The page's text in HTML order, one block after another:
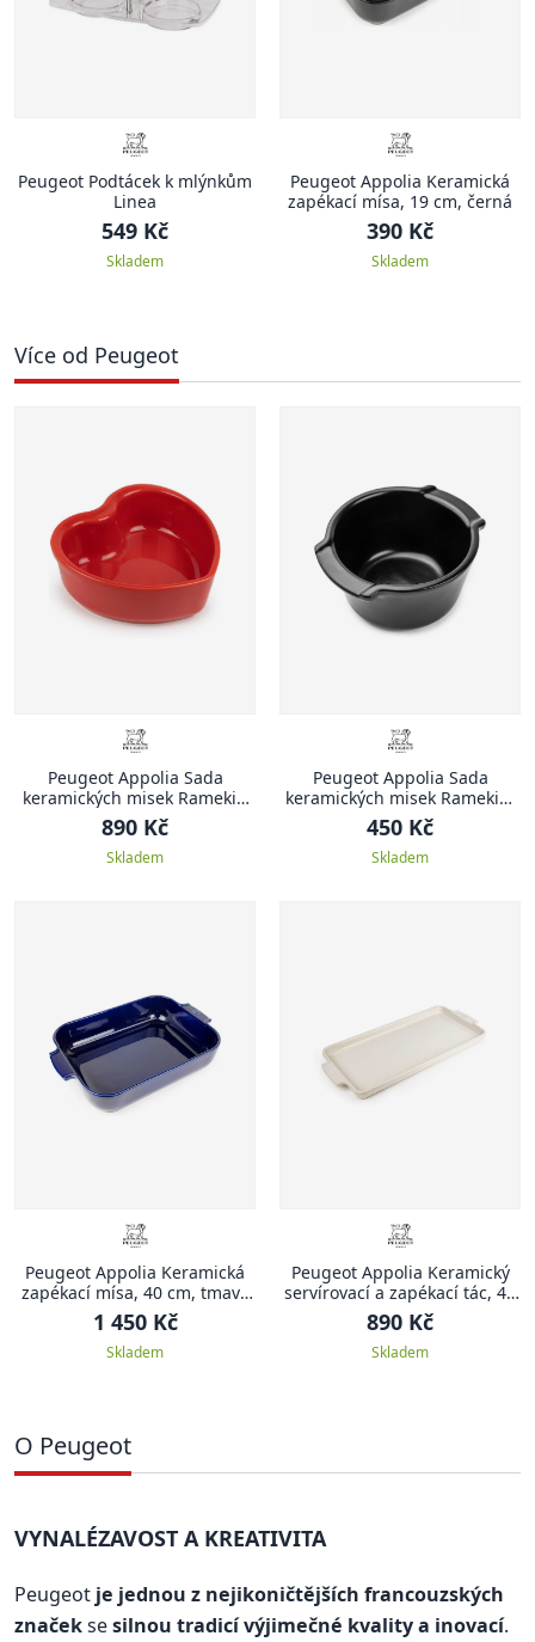
Peugeot Podtácek k mlýnkům
Linea
549 Kč
Skladem
Peugeot Appolia Keramická
zapékací mísa, 19 cm, černá
390 Kč
Skladem
Více od Peugeot
Peugeot Appolia Sada
keramických misek Ramekin
For You, 2 ks, červená
890 Kč
Skladem
Peugeot Appolia Sada
keramických misek Ramekin,
2 ks, černá
450 Kč
Skladem
Peugeot Appolia Keramická
zapékací mísa, 40 cm, tmavě
modrá
1 450 Kč
Skladem
Peugeot Appolia Keramický
servírovací a zapékací tác, 40
cm, slonová kost
890 Kč
Skladem
O Peugeot
VYNALÉZAVOST A KREATIVITA
Peugeot je jednou z nejikoničtějších francouzských
značeksesilnou tradicí výjimečné kvality a inovací.